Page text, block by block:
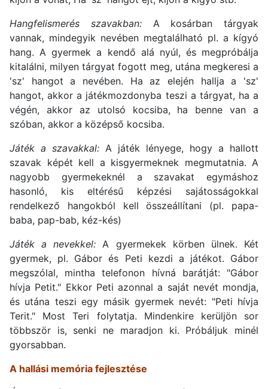
Hangfelismerés szavakban: A kosárban tárgyak
vannak, mindegyik nevében megtalálható pl. a kígyó
hang. A gyermek a kendő alá nyúl, és megpróbálja
kitalálni, milyen tárgyat fogott meg, utána megkeresi a
'sz' hangot a nevében. Ha az elején hallja a 'sz'
hangot, akkor a játékmozdonyba teszi a tárgyat, ha a
végén, akkor az utolsó kocsiba, ha benne van a
szóban, akkor a középső kocsiba.
Játék a szavakkal: A játék lényege, hogy a hallott
szavak képét kell a kisgyermeknek megmutatnia. A
nagyobb gyermekeknél a szavakat egymáshoz
hasonló, kis eltérésű képzési sajátosságokkal
rendelkező hangokból kell összeállítani (pl. papa-
baba, pap-bab, kéz-kés)
Játék a nevekkel: A gyermekek körben ülnek. Két
gyermek, pl. Gábor és Peti kezdi a játékot. Gábor
megszólal, mintha telefonon hívná barátját: "Gábor
hívja Petit." Ekkor Peti azonnal a saját nevét mondja,
és utána teszi egy másik gyermek nevét: "Peti hívja
Terit." Most Teri folytatja. Mindenkire kerüljön sor
többször is, senki ne maradjon ki. Próbáljuk minél
gyorsabban.
A hallási memória fejlesztése